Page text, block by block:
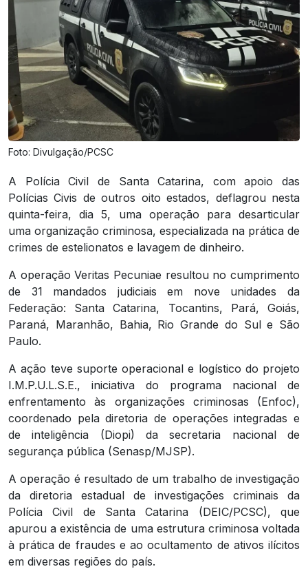
Foto: Divulgação/PCSC
A Polícia Civil de Santa Catarina, com apoio das
Polícias Civis de outros oito estados, deflagrou nesta
quinta-feira, dia 5, uma operação para desarticular
uma organização criminosa, especializada na prática de
crimes de estelionatos e lavagem de dinheiro.
A operação Veritas Pecuniae resultou no cumprimento
de 31 mandados judiciais em nove unidades da
Federação: Santa Catarina, Tocantins, Pará, Goiás,
Paraná, Maranhão, Bahia, Rio Grande do Sul e São
Paulo.
A ação teve suporte operacional e logístico do projeto
I.M.P.U.L.S.E., iniciativa do programa nacional de
enfrentamento às organizações criminosas (Enfoc),
coordenado pela diretoria de operações integradas e
de inteligência (Diopi) da secretaria nacional de
segurança pública (Senasp/MJSP).
A operação é resultado de um trabalho de investigação
da diretoria estadual de investigações criminais da
Polícia Civil de Santa Catarina (DEIC/PCSC), que
apurou a existência de uma estrutura criminosa voltada
à prática de fraudes e ao ocultamento de ativos ilícitos
em diversas regiões do país.